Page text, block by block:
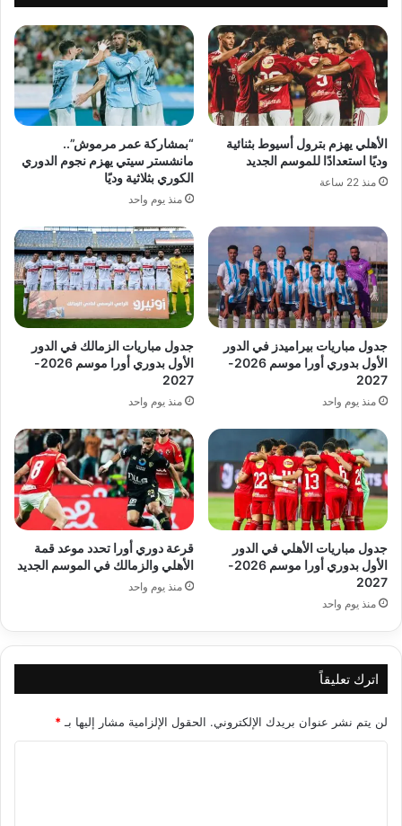
الأهلي يهزم بترول أسيوط بثنائية
وديًا استعدادًا للموسم الجديد
منذ 22 ساعة
“بمشاركة عمر مرموش”..
مانشستر سيتي يهزم نجوم الدوري
الكوري بثلاثية وديًا
منذ يوم واحد
جدول مباريات بيراميدز في الدور
الأول بدوري أورا موسم 2026-
2027
منذ يوم واحد
جدول مباريات الزمالك في الدور
الأول بدوري أورا موسم 2026-
2027
منذ يوم واحد
جدول مباريات الأهلي في الدور
الأول بدوري أورا موسم 2026-
2027
منذ يوم واحد
قرعة دوري أورا تحدد موعد قمة
الأهلي والزمالك في الموسم الجديد
منذ يوم واحد
اترك تعليقاً
لن يتم نشر عنوان بريدك الإلكتروني. الحقول الإلزامية مشار إليها بـ *